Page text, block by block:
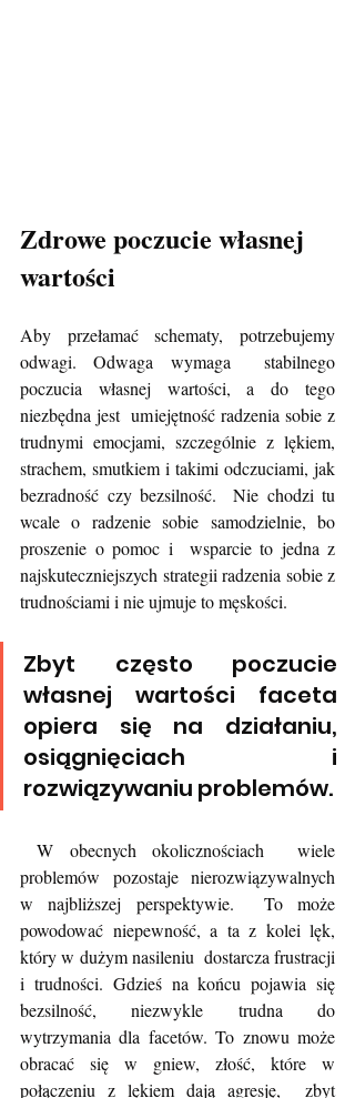
Zdrowe poczucie własnej
wartości
Aby przełamać schematy, potrzebujemy
odwagi. Odwaga wymaga  stabilnego
poczucia własnej wartości, a do tego
niezbędna jest  umiejętność radzenia sobie z
trudnymi emocjami, szczególnie z lękiem,
strachem, smutkiem i takimi odczuciami, jak
bezradność czy bezsilność.  Nie chodzi tu
wcale o radzenie sobie samodzielnie, bo
proszenie o pomoc i  wsparcie to jedna z
najskuteczniejszych strategii radzenia sobie z
trudnościami i nie ujmuje to męskości.
Zbyt często poczucie
własnej wartości faceta
opiera się na działaniu,
osiągnięciach i
rozwiązywaniu problemów.
problemów pozostaje nierozwiązywalnych
w najbliższej perspektywie.  To może
powodować niepewność, a ta z kolei lęk,
który w dużym nasileniu  dostarcza frustracji
i trudności. Gdzieś na końcu pojawia się
bezsilność, niezwykle trudna do
wytrzymania dla facetów. To znowu może
obracać się w gniew, złość, które w
połączeniu z lękiem dają agresję,  zbyt